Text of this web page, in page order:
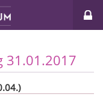
31.01.2017